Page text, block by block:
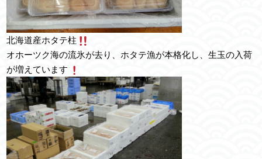
北海道産ホタテ柱
オホーツク海の流氷が去り、ホタテ漁が本格化し、生玉の入荷
が増えています